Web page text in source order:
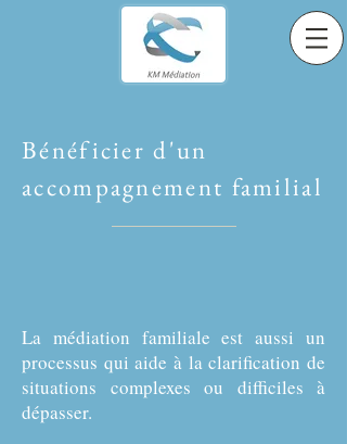
Bénéficier d'un
accompagnement familial
La médiation familiale est aussi un
processus qui aide à la clarification de
situations complexes ou difficiles à
dépasser.